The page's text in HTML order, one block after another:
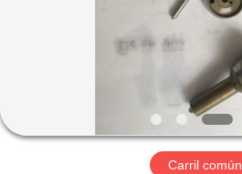
VIAJE
Carril común